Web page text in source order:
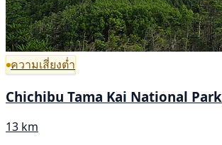
ความเสี่ยงต่ำ
Chichibu Tama Kai National Park
13 km